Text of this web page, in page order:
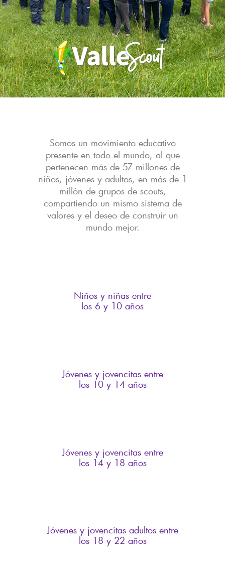
Somos un movimiento educativo
presente en todo el mundo, al que
pertenecen más de 57 millones de
niños, jóvenes y adultos, en más de 1
millón de grupos de scouts,
compartiendo un mismo sistema de
valores y el deseo de construir un
mundo mejor.
Niños y niñas entre
los 6 y 10 años
Jóvenes y jovencitas entre
los 10 y 14 años
Jóvenes y jovencitas entre
los 14 y 18 años
Jóvenes y jovencitas adultos entre
los 18 y 22 años